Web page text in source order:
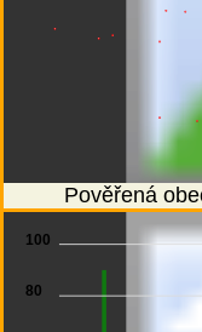
Pověřená
80
100